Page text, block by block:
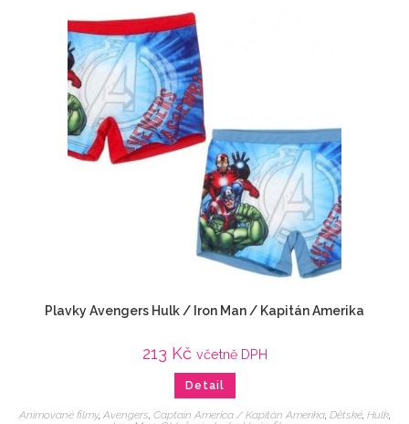
Plavky Avengers Hulk / Iron Man / Kapitán Amerika
213 Kč včetně DPH
Detail
Animované filmy, Avengers, Captain America / Kapitán Amerika, Dětské, Hulk,